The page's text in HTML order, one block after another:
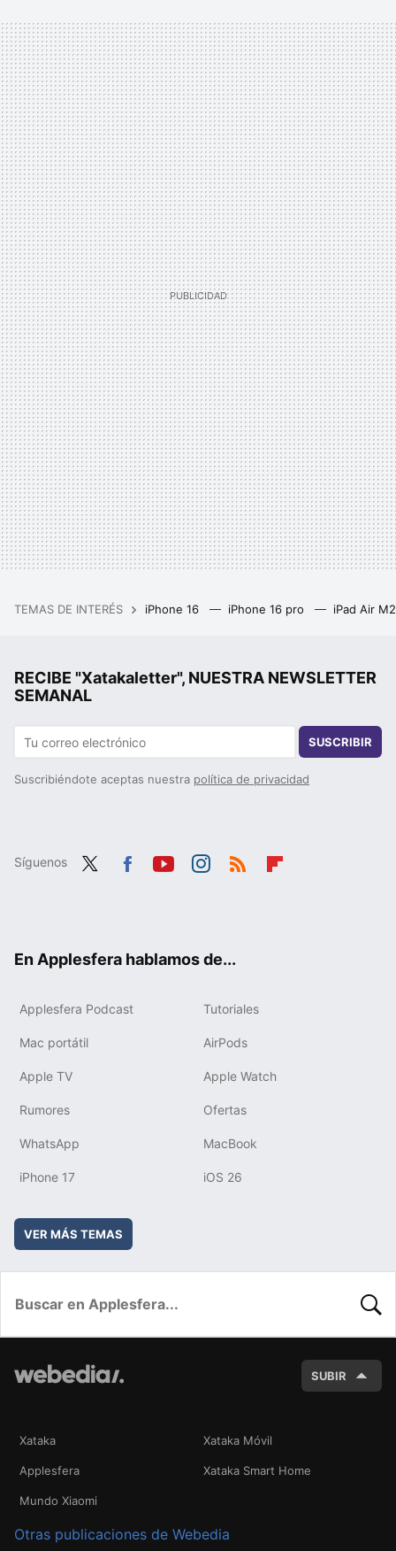
TEMAS DE INTERÉS iPhone 16 iPhone 16 pro iPad Air
RECIBE "Xatakaletter", NUESTRA NEWSLETTER
SEMANAL
SUSCRIBIR
Suscribiéndote aceptas nuestra política de privacidad
Síguenos
En Applesfera hablamos de...
Applesfera Podcast Tutoriales
Mac portátil AirPods
Apple TV Apple Watch
Rumores Ofertas
WhatsApp MacBook
iPhone 17 iOS 26
VER MÁS TEMAS
SUBIR
Xataka Xataka Móvil
Applesfera Xataka Smart Home
Mundo Xiaomi
Otras publicaciones de Webedia